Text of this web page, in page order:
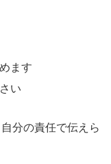
ます
い
分の責任で伝えら